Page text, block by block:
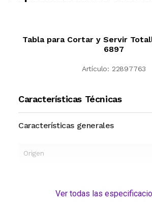
Tabla para Cortar y Servir
6897
Artículo: 22897763
Características Técnicas
Características generales
Origen
Ver todas las